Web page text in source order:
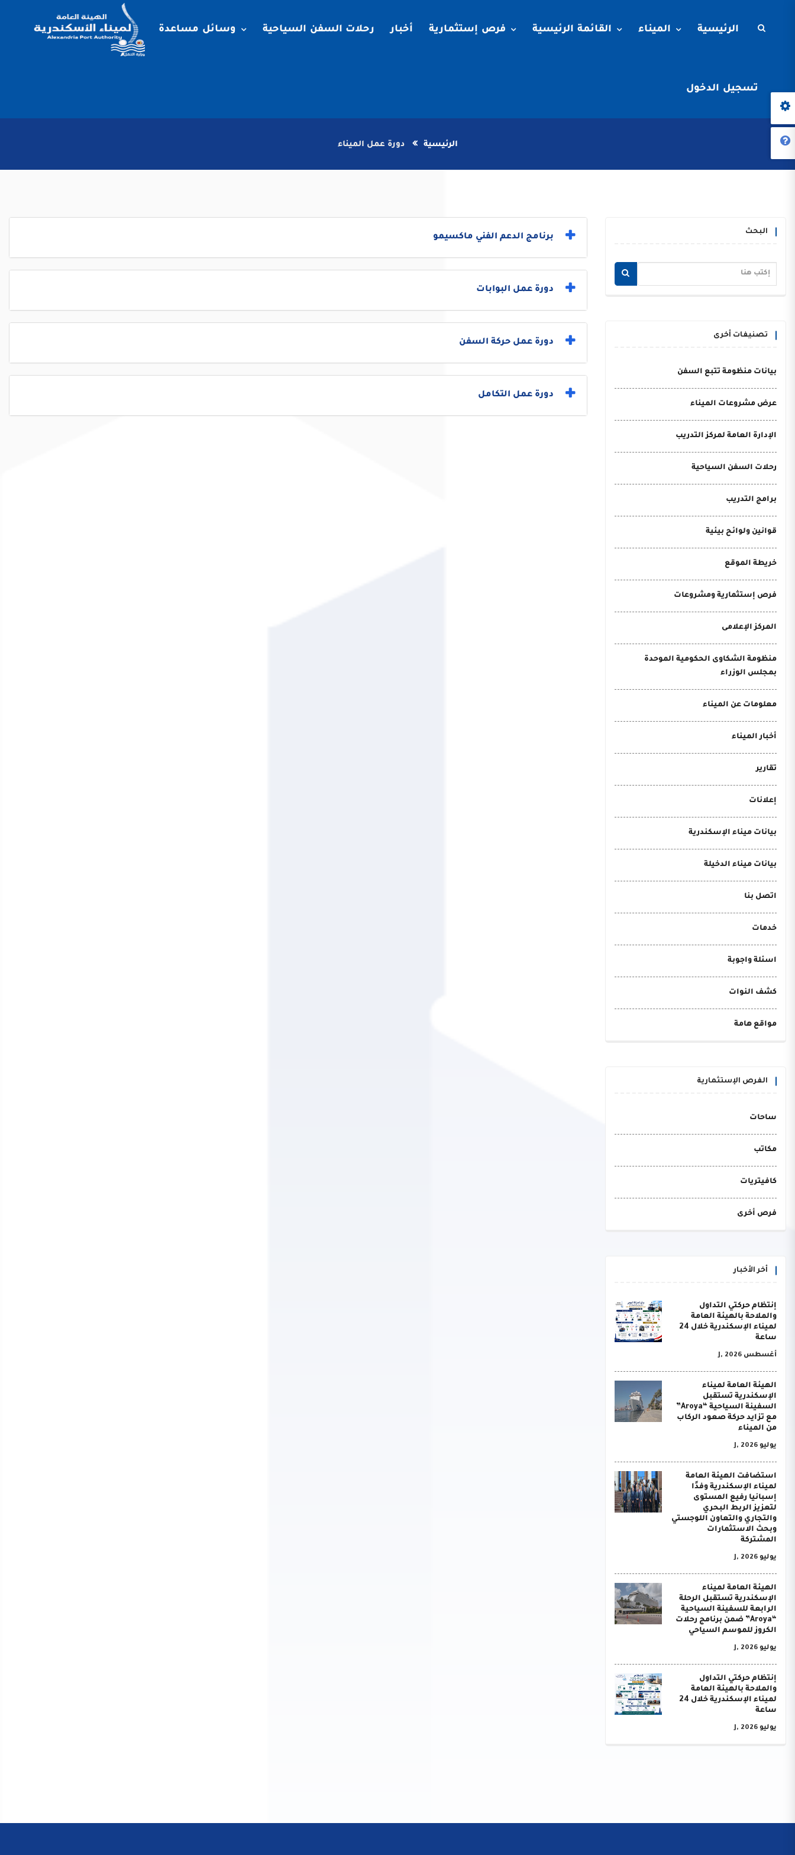
الرئيسية الميناء القائمة الرئيسية فرص إستثمارية أخبار رحلات السفن السياحية وسائل مساعدة
تسجيل الدخول
الرئيسية دورة عمل الميناء
البحث
تصنيفات أخرى
بيانات منظومة تتبع السفن
عرض مشروعات الميناء
الإدارة العامة لمركز التدريب
رحلات السفن السياحية
برامج التدريب
قوانين ولوائح بيئية
خريطة الموقع
فرص إستثمارية ومشروعات
المركز الإعلامى
منظومة الشكاوى الحكومية الموحدة
بمجلس الوزراء
معلومات عن الميناء
أخبار الميناء
تقارير
إعلانات
بيانات ميناء الإسكندرية
بيانات ميناء الدخيلة
اتصل بنا
خدمات
اسئلة واجوبة
كشف النوات
مواقع هامة
الفرص الإستثمارية
ساحات
مكاتب
كافيتريات
فرص أخرى
أخر الأخبار
إنتظام حركتي التداول
والملاحة بالهيئة العامة
لميناء الإسكندرية خلال 24
ساعة
أغسطس J, 2026
الهيئة العامة لميناء
الإسكندرية تستقبل
السفينة السياحية “Aroya”
مع تزايد حركة صعود الركاب
من الميناء
يوليو J, 2026
استضافت الهيئة العامة
لميناء الإسكندرية وفدًا
إسبانيا رفيع المستوى
لتعزيز الربط البحري
والتجاري والتعاون اللوجستي
وبحث الاستثمارات
المشتركة
يوليو J, 2026
الهيئة العامة لميناء
الإسكندرية تستقبل الرحلة
الرابعة للسفينة السياحية
“Aroya” ضمن برنامج رحلات
الكروز للموسم السياحي
يوليو J, 2026
إنتظام حركتي التداول
والملاحة بالهيئة العامة
لميناء الإسكندرية خلال 24
ساعة
يوليو J, 2026
برنامج الدعم الفني ماكسيمو
دورة عمل البوابات
دورة عمل حركة السفن
دورة عمل التكامل